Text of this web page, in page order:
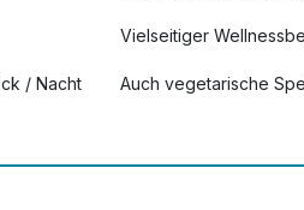
Vielseitiger
/ Nacht Auch vegetarische